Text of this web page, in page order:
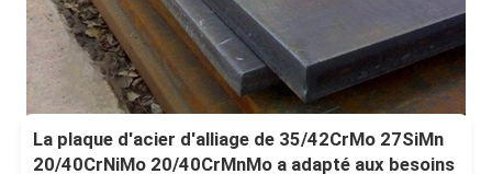
La plaque d'acier d'alliage de 35/42CrMo 27SiMn
20/40CrNiMo 20/40CrMnMo a adapté aux besoins